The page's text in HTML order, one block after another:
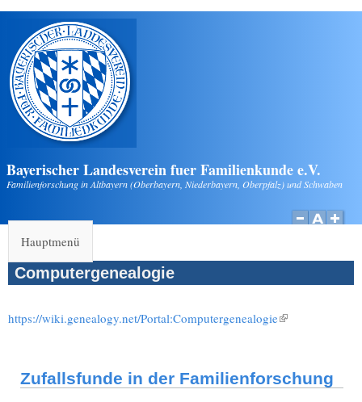
Direkt zum Inhalt
Bayerischer Landesverein fuer Familienkunde e.V.
Familienforschung in Altbayern (Oberbayern, Niederbayern, Oberpfalz) und Schwaben
Hauptmenü
Computergenealogie
https://wiki.genealogy.net/Portal:Computergenealogie(Link ist
Zufallsfunde in der Familienforschung